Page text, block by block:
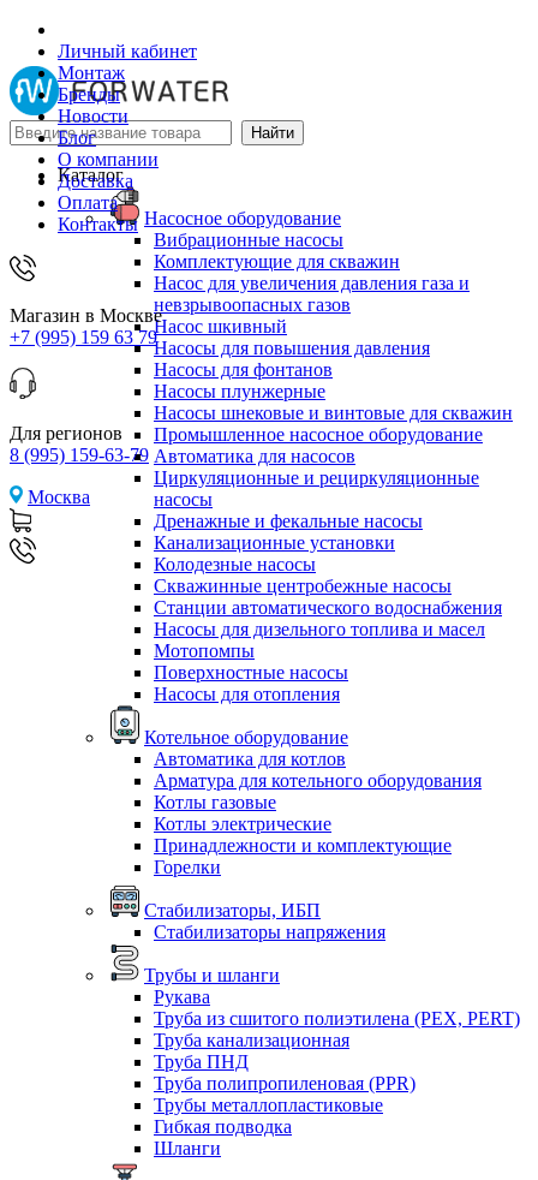
Личный кабинет
Монтаж
Бренды
Новости
Блог
О компании
Доставка
Оплата
Контакты
Магазин в Москве
+7 (995) 159 63 79
Для регионов
8 (995) 159-63-79
Москва
Каталог
Насосное оборудование
Вибрационные насосы
Комплектующие для скважин
Насос для увеличения давления газа и
невзрывоопасных газов
Насос шкивный
Насосы для повышения давления
Насосы для фонтанов
Насосы плунжерные
Насосы шнековые и винтовые для скважин
Промышленное насосное оборудование
Автоматика для насосов
Циркуляционные и рециркуляционные
насосы
Дренажные и фекальные насосы
Канализационные установки
Колодезные насосы
Скважинные центробежные насосы
Станции автоматического водоснабжения
Насосы для дизельного топлива и масел
Мотопомпы
Поверхностные насосы
Насосы для отопления
Котельное оборудование
Автоматика для котлов
Арматура для котельного оборудования
Котлы газовые
Котлы электрические
Принадлежности и комплектующие
Горелки
Стабилизаторы, ИБП
Стабилизаторы напряжения
Трубы и шланги
Рукава
Труба из сшитого полиэтилена (PEX, PERT)
Труба канализационная
Труба ПНД
Труба полипропиленовая (PPR)
Трубы металлопластиковые
Гибкая подводка
Шланги